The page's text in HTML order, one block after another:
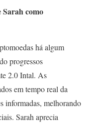
Sarah como
há algum
progressos
2.0 Intal. As
em tempo real da
informadas, melhorando
Sarah aprecia